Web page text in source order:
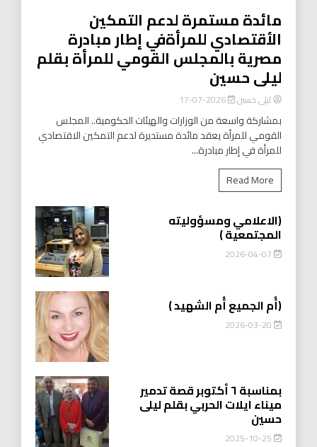
مائدة مستمرة لدعم التمكين
الأقتصادي للمرأةفي إطار مبادرة
مصرية بالمجلس القومي للمرأة بقلم
ليلى حسين
ليلى حسين 2026-07-17
بمشاركة واسعة من الوزارات والهيئات الحكومية.. المجلس
القومي للمرأة يعقد مائدة مستديرة لدعم التمكين الاقتصادي
للمرأة في إطار مبادرة...
Read More
(الاعلامي ومسؤوليته
المجتمعية )
2026-04-07
(أُم الجميع أُم الشهيد )
2026-03-20
بمناسبة ٦ أكتوبر قصة تدمير
ميناء ايلات الحربي بقلم ليلى
حسين
2025-10-25